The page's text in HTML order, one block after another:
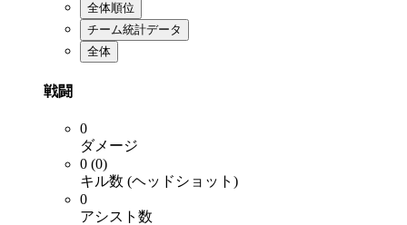
全体順位
チーム統計データ
全体
戦闘
0
ダメージ
0 (0)
キル数 (ヘッドショット)
0
アシスト数